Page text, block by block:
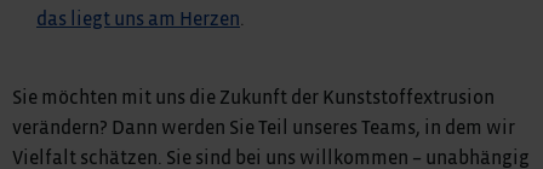
das liegt uns am Herzen
Sie möchten mit uns die Zukunft der Kunststoffextrusion
verändern? Dann werden Sie Teil unseres Teams, in dem wir
Vielfalt schätzen. Sie sind bei uns willkommen – unabhängig